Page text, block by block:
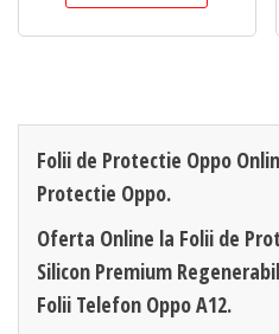
Folii de Protectie Oppo
Protectie Oppo.
Oferta Online la Folii de
Silicon Premium
Folii Telefon Oppo A12.